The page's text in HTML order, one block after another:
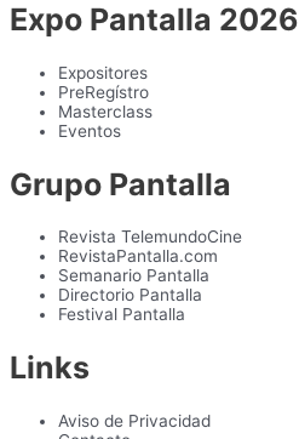
Expo Pantalla 2026
Expositores
PreRegístro
Masterclass
Eventos
Grupo Pantalla
Revista TelemundoCine
RevistaPantalla.com
Semanario Pantalla
Directorio Pantalla
Festival Pantalla
Links
Aviso de Privacidad